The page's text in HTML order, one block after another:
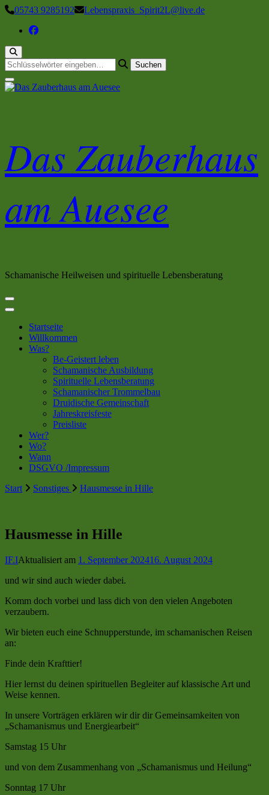
Zum
springen
05743 9285192 Lebenspraxis_Spirit2L@live.de
Suchst
du
nach
Das Zauberhaus
am Auesee
Schamanische Heilweisen und spirituelle Lebensberatung
Startseite
Willkommen
Was?
Be-Geistert leben
Schamanische Ausbildung
Spirituelle Lebensberatung
Schamanischer Trommelbau
Druidische Gemeinschaft
Jahreskreisfeste
Preisliste
Wer?
Wo?
Wann
DSGVO /Impressum
Start
Sonstiges Hausmesse in Hille
Hausmesse in Hille
IF.IAktualisiert am 1. September 202416. August 2024
und wir sind auch wieder dabei.
Komm doch vorbei und lass dich von den vielen Angeboten
verzaubern.
Wir bieten euch eine Schnupperstunde, im schamanischen Reisen
an:
Finde dein Krafttier!
Hier lernst du deinen spirituellen Begleiter auf klassische Art und
Weise kennen.
In unsere Vorträgen erklären wir dir dir Gemeinsamkeiten von
„Schamanismus und Energiearbeit“
Samstag 15 Uhr
und von dem Zusammenhang von „Schamanismus und Heilung“
Sonntag 17 Uhr